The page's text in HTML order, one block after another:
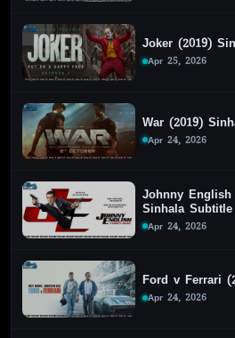
Joker (2019)
Apr 25, 2026
War (2019)
Apr 24, 2026
Johnny English
Sinhala Subtitle
Apr 24, 2026
Ford v Ferrari
Apr 24, 2026